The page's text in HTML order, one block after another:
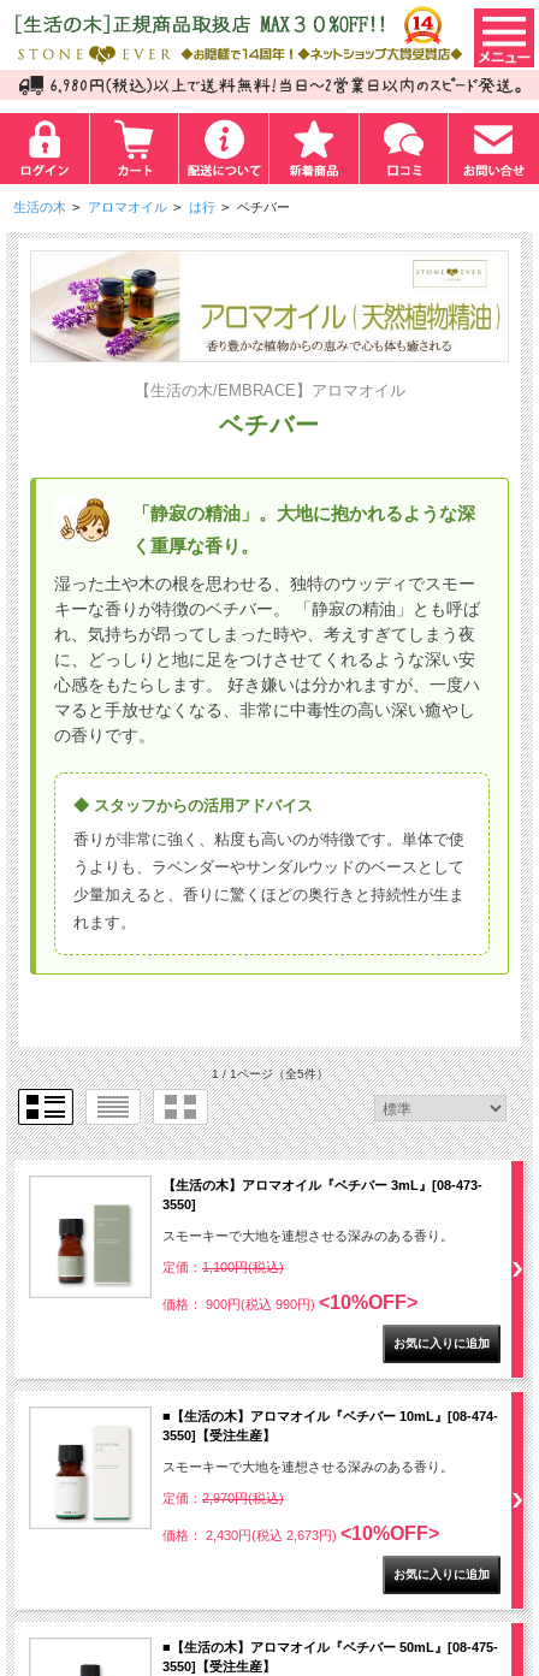
生活の木 > アロマオイル > は行 > ベチバー
【生活の木/EMBRACE】アロマオイル
ベチバー
「静寂の精油」。大地に抱かれるような深
く重厚な香り。
湿った土や木の根を思わせる、独特のウッディでスモー
キーな香りが特徴のベチバー。 「静寂の精油」とも呼ば
れ、気持ちが昂ってしまった時や、考えすぎてしまう夜
に、どっしりと地に足をつけさせてくれるような深い安
心感をもたらします。 好き嫌いは分かれますが、一度ハ
マると手放せなくなる、非常に中毒性の高い深い癒やし
の香りです。
◆ スタッフからの活用アドバイス
香りが非常に強く、粘度も高いのが特徴です。単体で使
うよりも、ラベンダーやサンダルウッドのベースとして
少量加えると、香りに驚くほどの奥行きと持続性が生ま
れます。
1 / 1ページ（全5件）
【生活の木】アロマオイル『ベチバー 3mL』[08-473-
3550]
スモーキーで大地を連想させる深みのある香り。
定価： 1,100円(税込)
価格： 900円(税込 990円) <10%OFF>
■【生活の木】アロマオイル『ベチバー 10mL』[08-474-
3550]【受注生産】
スモーキーで大地を連想させる深みのある香り。
定価： 2,970円(税込)
価格： 2,430円(税込 2,673円) <10%OFF>
■【生活の木】アロマオイル『ベチバー 50mL』[08-475-
3550]【受注生産】